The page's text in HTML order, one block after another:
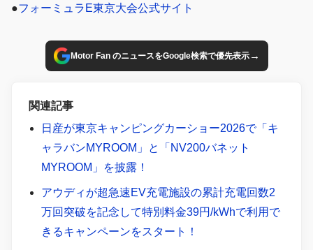
●フォーミュラE東京大会公式サイト
Motor Fan のニュースをGoogle検索で優先表示→
関連記事
日産が東京キャンピングカーショー2026で「キ
ャラバンMYROOM」と「NV200バネット
MYROOM」を披露！
アウディが超急速EV充電施設の累計充電回数2
万回突破を記念して特別料金39円/kWhで利用で
きるキャンペーンをスタート！